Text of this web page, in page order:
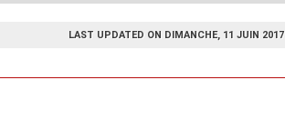
LAST UPDATED ON DIMANCHE, 11 JUIN 2017